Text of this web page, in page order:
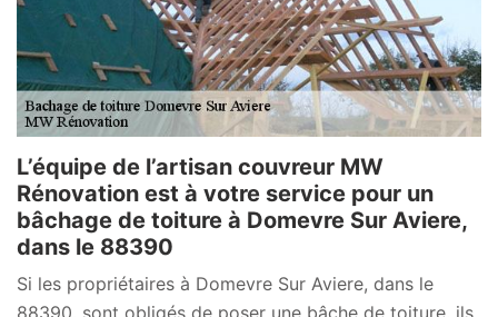
L’équipe de l’artisan couvreur MW
Rénovation est à votre service pour un
bâchage de toiture à Domevre Sur Aviere,
dans le 88390
Si les propriétaires à Domevre Sur Aviere, dans le
88390, sont obligés de poser une bâche de toiture, ils